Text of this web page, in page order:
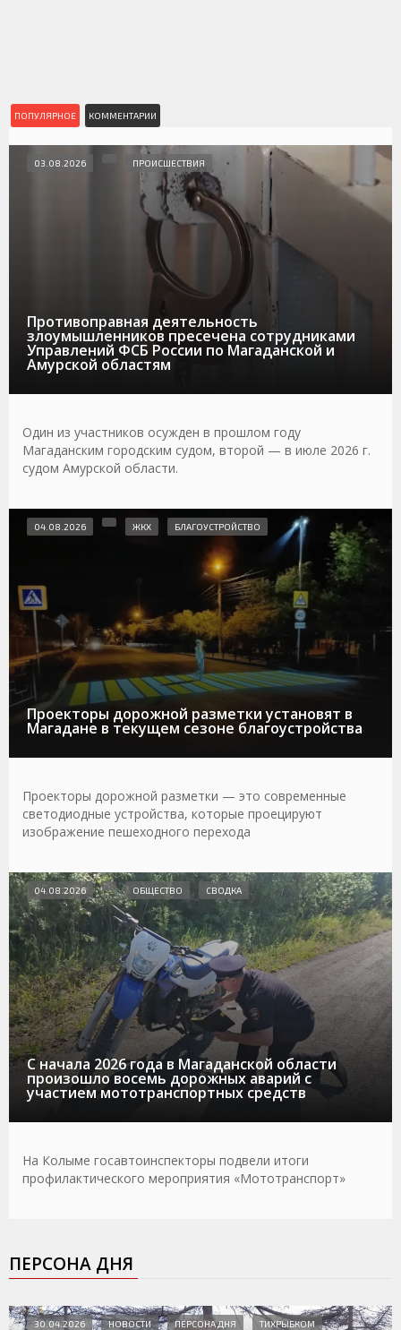
ПОПУЛЯРНОЕ КОММЕНТАРИИ
Противоправная деятельность
злоумышленников пресечена сотрудниками
Управлений ФСБ России по Магаданской и
Амурской областям
03.08.2026 ПРОИСШЕСТВИЯ
Один из участников осужден в прошлом году
Магаданским городским судом, второй — в июле 2026 г.
судом Амурской области.
Проекторы дорожной разметки установят в
Магадане в текущем сезоне благоустройства
04.08.2026 ЖКХ БЛАГОУСТРОЙСТВО
Проекторы дорожной разметки — это современные
светодиодные устройства, которые проецируют
изображение пешеходного перехода
С начала 2026 года в Магаданской области
произошло восемь дорожных аварий с
участием мототранспортных средств
04.08.2026 ОБЩЕСТВО СВОДКА
На Колыме госавтоинспекторы подвели итоги
профилактического мероприятия «Мототранспорт»
ПЕРСОНА ДНЯ
30.04.2026 НОВОСТИ ПЕРСОНА ДНЯ ТИХРЫБКОМ